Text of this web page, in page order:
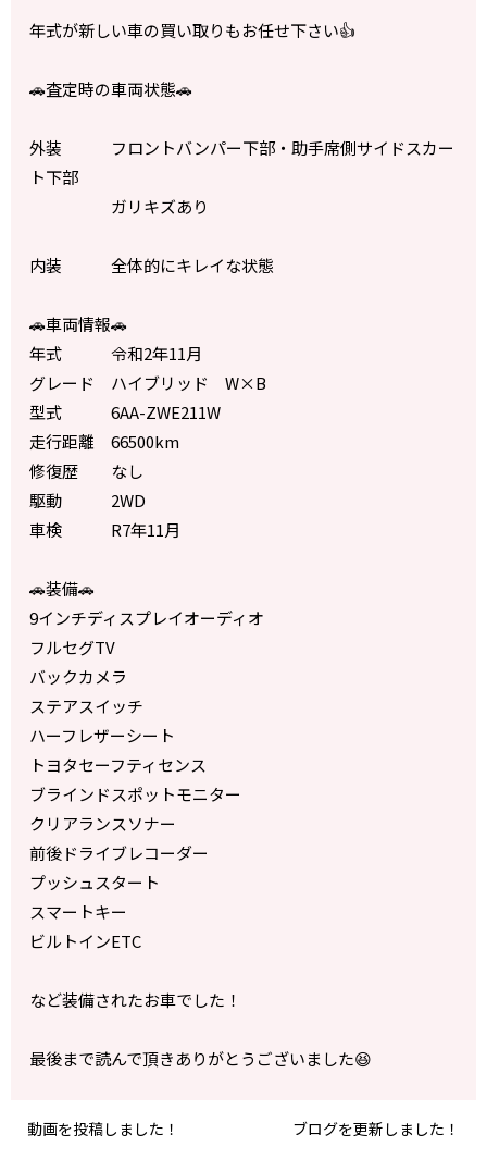
年式が新しい車の買い取りもお任せ下さい👍
🚗査定時の車両状態🚗
外装 フロントバンパー下部・助手席側サイドスカー
ト下部
ガリキズあり
内装 全体的にキレイな状態
🚗車両情報🚗
年式 令和2年11月
グレード ハイブリッド W×B
型式 6AA-ZWE211W
走行距離 66500km
修復歴 なし
駆動 2WD
車検 R7年11月
🚗装備🚗
9インチディスプレイオーディオ
フルセグTV
バックカメラ
ステアスイッチ
ハーフレザーシート
トヨタセーフティセンス
ブラインドスポットモニター
クリアランスソナー
前後ドライブレコーダー
プッシュスタート
スマートキー
ビルトインETC
など装備されたお車でした！
最後まで読んで頂きありがとうございました😆
動画を投稿しました！ ブログを更新しました！